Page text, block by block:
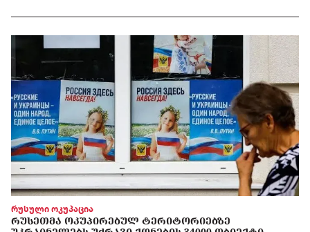
რუსული ოკუპაცია
ᲠᲣᲡᲔᲗᲛᲐ ᲝᲙᲣᲞᲘᲠᲔᲑᲣᲚ ᲢᲔᲠᲘᲢᲝᲠᲘᲔᲑᲖᲔ